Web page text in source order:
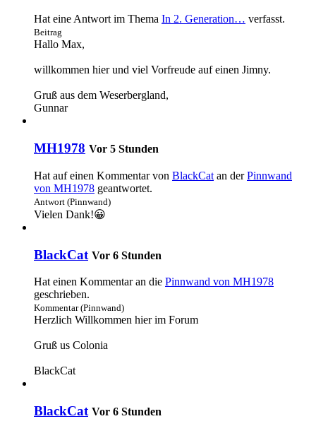
Hat eine Antwort im Thema In 2. Generation… verfasst.
Beitrag
Hallo Max,
willkommen hier und viel Vorfreude auf einen Jimny.
Gruß aus dem Weserbergland,
Gunnar
MH1978 Vor 5 Stunden
Hat auf einen Kommentar von BlackCat an derPinnwand
von MH1978 geantwortet.
Antwort (Pinnwand)
Vielen Dank!😀
BlackCat Vor 6 Stunden
Hat einen Kommentar an die Pinnwand von MH1978
geschrieben.
Kommentar (Pinnwand)
Herzlich Willkommen hier im Forum
Gruß us Colonia
BlackCat
BlackCat Vor 6 Stunden